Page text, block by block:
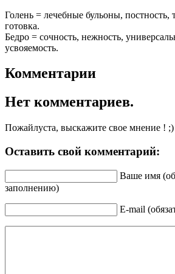
Голень = лечебные бульоны, постность,
готовка.
Бедро = сочность, нежность,
усвояемость.
Комментарии
Нет комментариев.
Пожайлуста, выскажите свое мнение ! ;)
Оставить свой комментарий:
Ваше имя
заполнению)
E-mail